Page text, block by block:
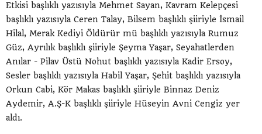
Etkisi başlıklı yazısıyla Mehmet Sayan, Kavram Kelepçesi
başlıklı yazısıyla Ceren Talay, Bilsem başlıklı şiiriyle İsmail
Hilal, Merak Kediyi Öldürür mü başlıklı yazısıyla Rumuz
Güz, Ayrılık başlıklı şiiriyle Şeyma Yaşar, Seyahatlerden
Anılar - Pilav Üstü Nohut başlıklı yazısıyla Kadir Ersoy,
Sesler başlıklı yazısıyla Habil Yaşar, Şehit başlıklı yazısıyla
Orkun Cabi, Kör Makas başlıklı şiiriyle Binnaz Deniz
Aydemir, A.Ş-K başlıklı şiiriyle Hüseyin Avni Cengiz yer
aldı.